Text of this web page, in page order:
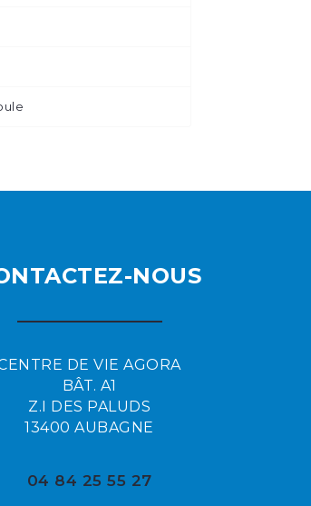
NOUS
DE VIE AGORA
BÂT. A1
Z.I DES PALUDS
13400 AUBAGNE
04 84 25 55 27